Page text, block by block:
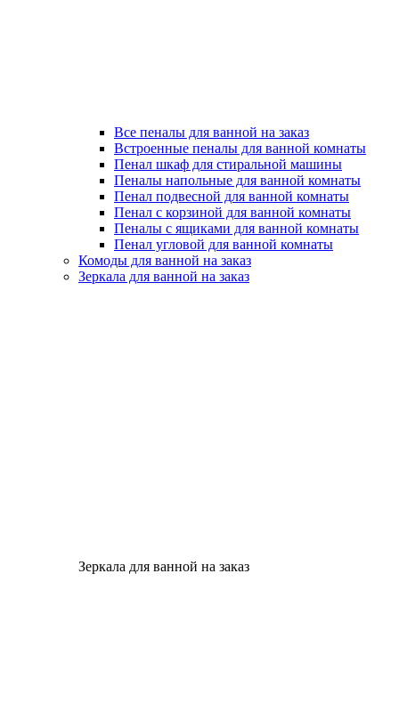
Все пеналы для ванной на заказ
Встроенные пеналы для ванной комнаты
Пенал шкаф для стиральной машины
Пеналы напольные для ванной комнаты
Пенал подвесной для ванной комнаты
Пенал с корзиной для ванной комнаты
Пеналы с ящиками для ванной комнаты
Пенал угловой для ванной комнаты
Комоды для ванной на заказ
Зеркала для ванной на заказ
Зеркала для ванной на заказ